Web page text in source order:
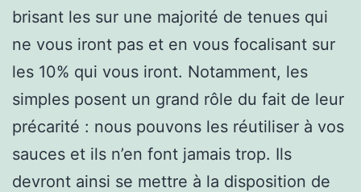
brisant les sur une majorité de tenues qui
ne vous iront pas et en vous focalisant sur
les 10% qui vous iront. Notamment, les
simples posent un grand rôle du fait de leur
précarité : nous pouvons les réutiliser à vos
sauces et ils n’en font jamais trop. Ils
devront ainsi se mettre à la disposition de